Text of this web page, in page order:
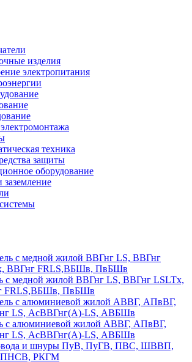
изделия
электропитания
техника
защиты
оборудование
с медной жилой ВВГнг LS, ВВГнг LSLTx,
FRLS,ВБШв, ПвБШв
с алюминиевой жилой АВВГ, АПвВГ,
LS, АсВВГнг(А)-LS, АВБШв